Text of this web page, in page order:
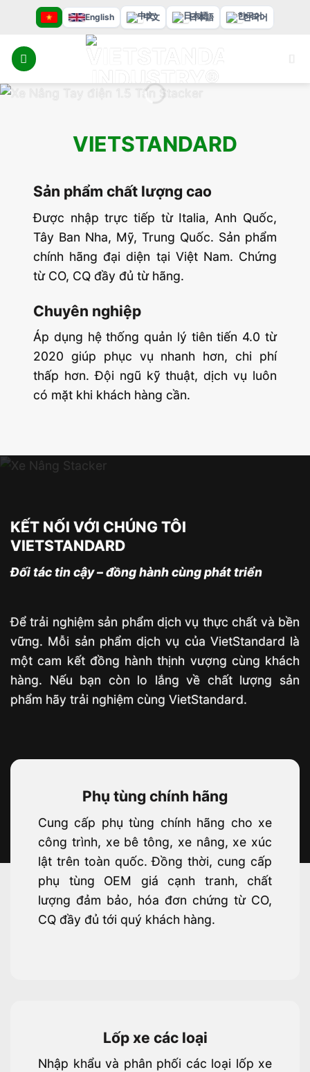
nội
dung
English 中文 日本語 한국어
VIETSTANDARD
Sản phẩm chất lượng cao
Được nhập trực tiếp từ Italia, Anh Quốc,
Tây Ban Nha, Mỹ, Trung Quốc. Sản phẩm
chính hãng đại diện tại Việt Nam. Chứng
từ CO, CQ đầy đủ từ hãng.
Chuyên nghiệp
Áp dụng hệ thống quản lý tiên tiến 4.0 từ
2020 giúp phục vụ nhanh hơn, chi phí
thấp hơn. Đội ngũ kỹ thuật, dịch vụ luôn
có mặt khi khách hàng cần.
KẾT NỐI VỚI CHÚNG TÔI
VIETSTANDARD
Đối tác tin cậy – đồng hành cùng phát triển
Để trải nghiệm sản phẩm dịch vụ thực chất và bền
vững. Mỗi sản phẩm dịch vụ của VietStandard là
một cam kết đồng hành thịnh vượng cùng khách
hàng. Nếu bạn còn lo lắng về chất lượng sản
phẩm hãy trải nghiệm cùng VietStandard.
Phụ tùng chính hãng
Cung cấp phụ tùng chính hãng cho xe
công trình, xe bê tông, xe nâng, xe xúc
lật trên toàn quốc. Đồng thời, cung cấp
phụ tùng OEM giá cạnh tranh, chất
lượng đảm bảo, hóa đơn chứng từ CO,
CQ đầy đủ tới quý khách hàng.
Lốp xe các loại
Nhập khẩu và phân phối các loại lốp xe